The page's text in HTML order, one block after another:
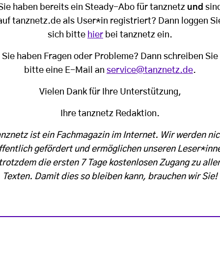
haben bereits ein Steady-Abo für tanznetz und
tanznetz.de als User*in registriert? Dann loggen
sich bitte hier bei tanznetz ein.
Sie haben Fragen oder Probleme? Dann schreiben Sie
bitte eine E-Mail an service@tanznetz.de.
Vielen Dank für Ihre Unterstützung,
Ihre tanznetz Redaktion.
ist ein Fachmagazin im Internet. Wir werden
gefördert und ermöglichen unseren
die ersten 7 Tage kostenlosen Zugang zu
Texten. Damit dies so bleiben kann, brauchen wir Sie!